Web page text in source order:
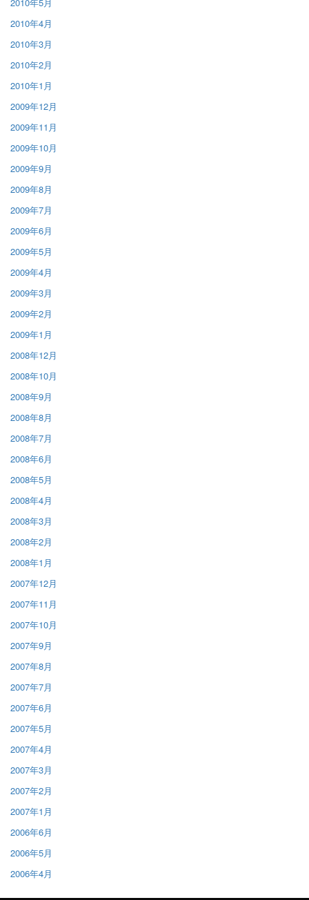
2010年5月
2010年4月
2010年3月
2010年2月
2010年1月
2009年12月
2009年11月
2009年10月
2009年9月
2009年8月
2009年7月
2009年6月
2009年5月
2009年4月
2009年3月
2009年2月
2009年1月
2008年12月
2008年10月
2008年9月
2008年8月
2008年7月
2008年6月
2008年5月
2008年4月
2008年3月
2008年2月
2008年1月
2007年12月
2007年11月
2007年10月
2007年9月
2007年8月
2007年7月
2007年6月
2007年5月
2007年4月
2007年3月
2007年2月
2007年1月
2006年6月
2006年5月
2006年4月